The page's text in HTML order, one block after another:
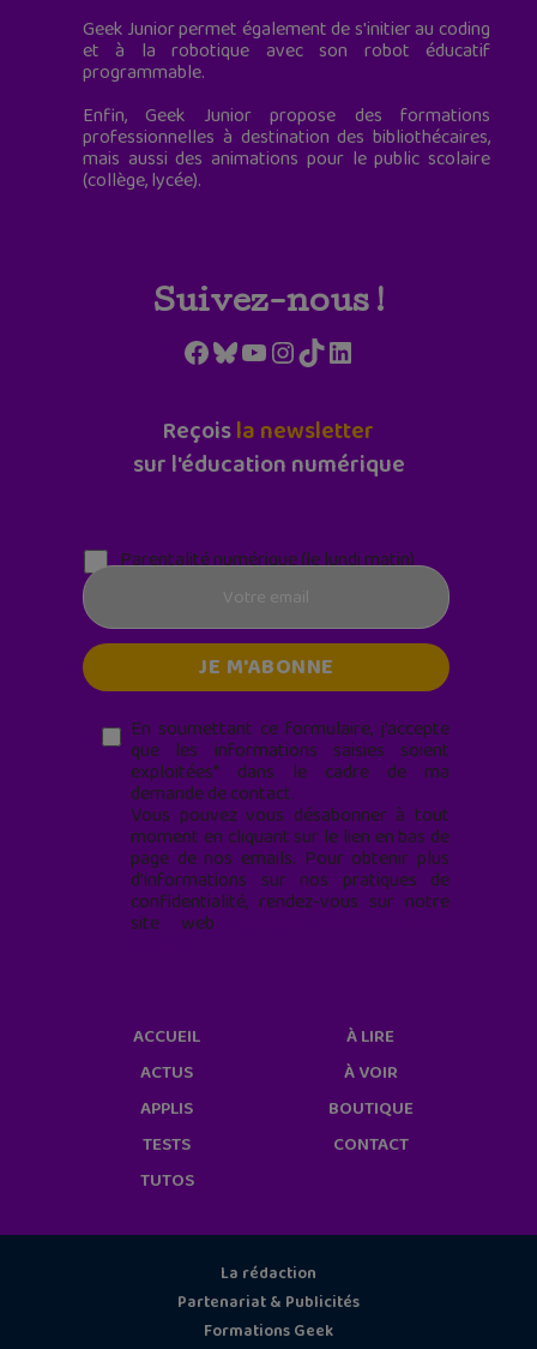
Geek Junior permet également de s'initier au coding
et à la robotique avec son robot éducatif
programmable.
Enfin, Geek Junior propose des formations
professionnelles à destination des bibliothécaires,
mais aussi des animations pour le public scolaire
(collège, lycée).
Suivez-nous !
Facebook
Bluesky
YouTube
Instagram
TikTokLinkedIn
Reçoisla newsletter
sur l'éducation numérique
Parentalité numérique (le lundi matin)
En soumettant ce formulaire, j’accepte
que les informations saisies soient
exploitées* dans le cadre de ma
demande de contact.
Vous pouvez vous désabonner à tout
moment en cliquant sur le lien en bas de
page de nos emails. Pour obtenir plus
d'informations sur nos pratiques de
confidentialité, rendez-vous sur notre
site web
ACCUEIL
ACTUS
APPLIS
TESTS
TUTOS
À LIRE
À VOIR
BOUTIQUE
CONTACT
La rédaction
Partenariat & Publicités
Formations Geek